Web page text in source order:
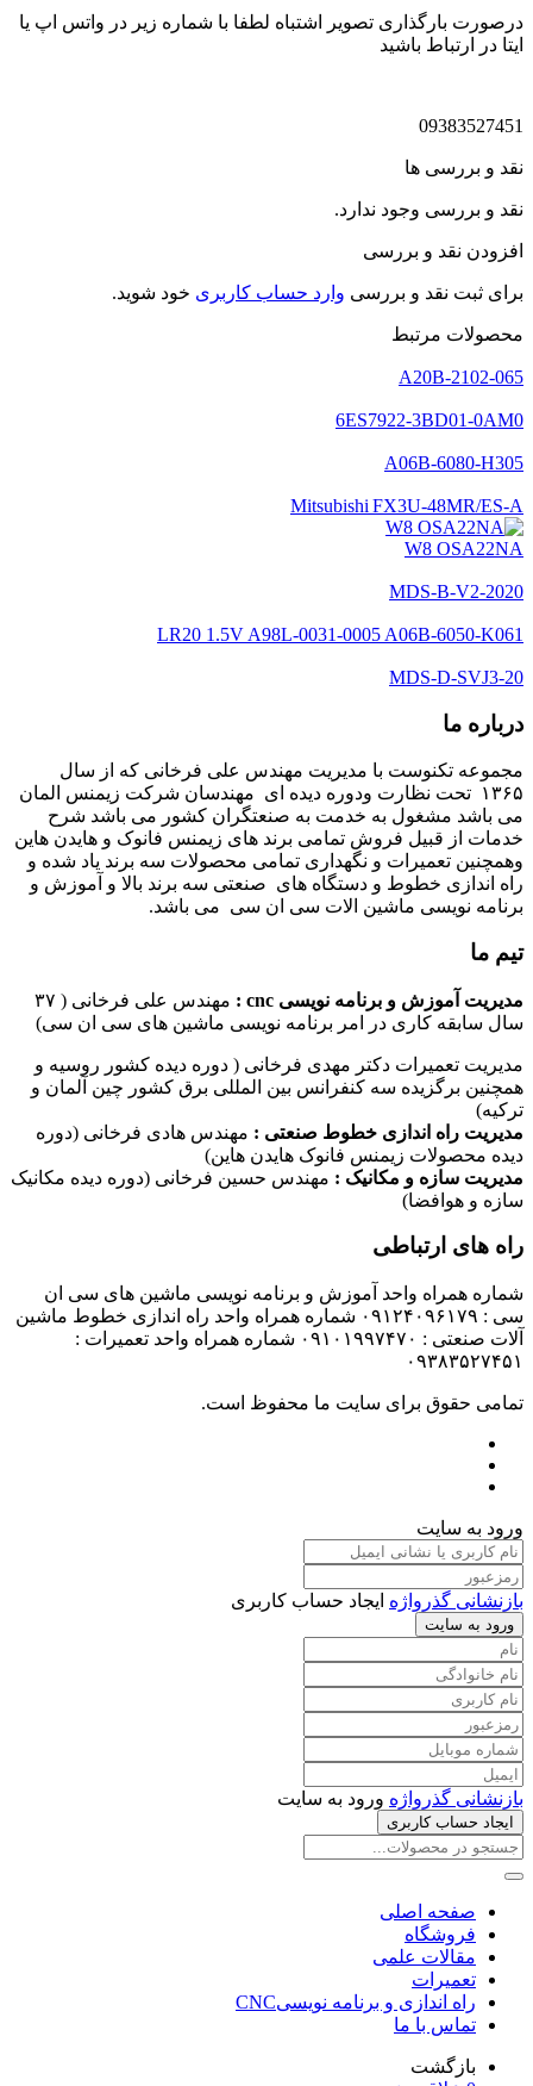
درصورت بارگذاری تصویر اشتباه لطفا با شماره زیر در واتس اپ یا
ایتا در ارتباط باشید
09383527451
نقد و بررسی ها
نقد و بررسی وجود ندارد.
افزودن نقد و بررسی
برای ثبت نقد و بررسی وارد حساب کاربری خود شوید.
محصولات مرتبط
A20B-2102-065
6ES7922‑3BD01‑0AM0
A06B-6080-H305
Mitsubishi FX3U‑48MR/ES‑A
W8 OSA22NA
MDS-B-V2-2020
LR20 1.5V A98L-0031-0005 A06B-6050-K061
MDS-D-SVJ3-20
درباره ما
مجموعه تکنوست با مدیریت مهندس علی فرخانی که از سال
۱۳۶۵ تحت نظارت ودوره دیده ای مهندسان شرکت زیمنس المان
می باشد مشغول به خدمت به صنعتگران کشور می باشد شرح
خدمات از قبیل فروش تمامی برند های زیمنس فانوک و هایدن هاین
وهمچنین تعمیرات و نگهداری تمامی محصولات سه برند یاد شده و
راه اندازی خطوط و دستگاه های صنعتی سه برند بالا و آموزش و
برنامه نویسی ماشین الات سی ان سی می باشد.
تیم ما
مدیریت آموزش و برنامه نویسی cnc :
مهندس علی فرخانی ( ۳۷
سال سابقه کاری در امر برنامه نویسی ماشین های سی ان سی)
مدیریت تعمیرات دکتر مهدی فرخانی ( دوره دیده کشور روسیه و
همچنین برگزیده سه کنفرانس بین المللی برق کشور چین آلمان و
ترکیه)
مدیریت راه اندازی خطوط صنعتی : مهندس هادی فرخانی (دوره
دیده محصولات زیمنس فانوک هایدن هاین)
مدیریت سازه و مکانیک : مهندس حسین فرخانی (دوره دیده مکانیک
سازه و هوافضا)
راه های ارتباطی
شماره همراه واحد آموزش و برنامه نویسی ماشین های سی ان
سی : ۰۹۱۲۴۰۹۶۱۷۹ شماره همراه واحد راه اندازی خطوط ماشین
آلات صنعتی : ۰۹۱۰۱۹۹۷۴۷۰ شماره همراه واحد تعمیرات :
۰۹۳۸۳۵۲۷۴۵۱
تمامی حقوق برای سایت ما محفوظ است.
ورود به سایت
بازنشانی گذرواژه ایجاد حساب کاربری
ورود به سایت
بازنشانی گذرواژه ورود به سایت
ایجاد حساب کاربری
صفحه اصلی
فروشگاه
مقالات علمی
تعمیرات
راه اندازی و برنامه نویسیCNC
تماس با ما
بازگشت